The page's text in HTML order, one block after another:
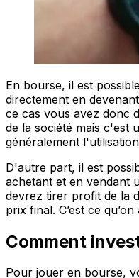
En bourse, il est
directement en
ce cas vous avez donc
de la société mais c'est
généralement
D'autre part, il est
achetant et en vendant
devrez tirer profit de la
prix final. C’est ce
Comment
Pour jouer en bourse,